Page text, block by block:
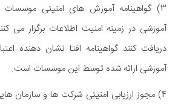
3) گواهینامه آموزش های امنیتی
آموزشی در زمینه امنیت اطلاعات برگزار می
دریافت کنند گواهینامه افتا نشان دهنده
آموزشی ارائه شده توسط این موسسات است.
4) مجوز ارزیابی امنیتی شرکت ها و سازمان